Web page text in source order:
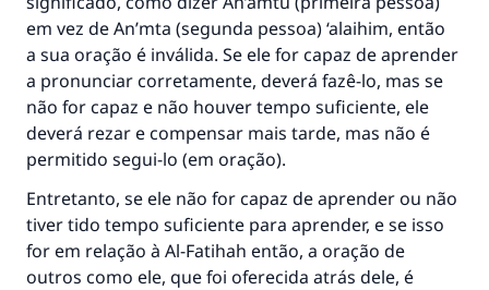
em vez de An’mta (segunda pessoa) ‘alaihim, então
a sua oração é inválida. Se ele for capaz de aprender
a pronunciar corretamente, deverá fazê-lo, mas se
não for capaz e não houver tempo suficiente, ele
deverá rezar e compensar mais tarde, mas não é
permitido segui-lo (em oração).
Entretanto, se ele não for capaz de aprender ou não
tiver tido tempo suficiente para aprender, e se isso
for em relação à Al-Fatihah então, a oração de
outros como ele, que foi oferecida atrás dele, é